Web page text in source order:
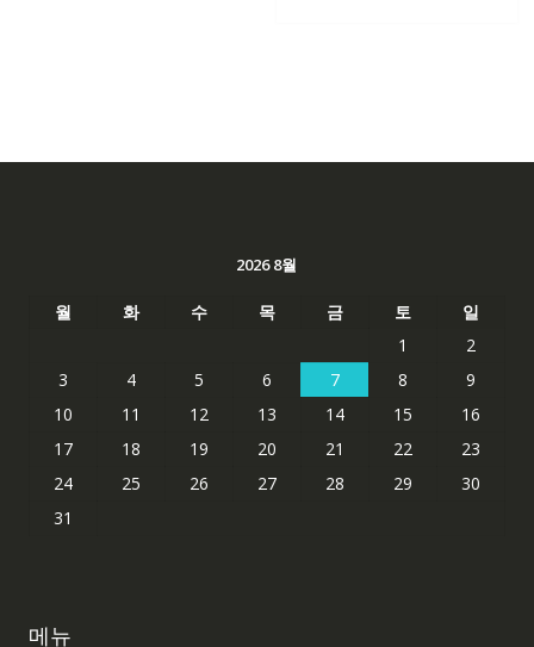
2026 8월
월 화 수 목 금 토
일
1
2
3
4 5 6 7 8
9
10
11 12 13 14 15
16
17
18 19 20 21 22
23
24
25 26 27 28 29
30
31
메뉴